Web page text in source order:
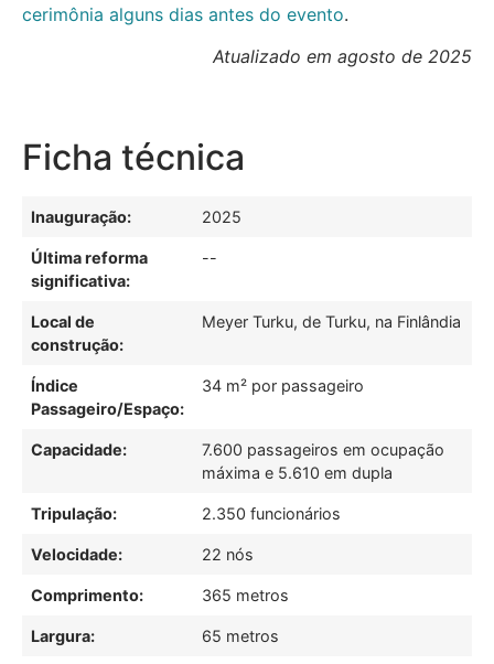
cerimônia alguns dias antes do evento.
Atualizado em agosto de 2025
Ficha técnica
Inauguração: 2025
Última reforma
significativa:
--
Local de
construção:
Meyer Turku, de Turku, na Finlândia
Índice
Passageiro/Espaço:
34 m² por passageiro
Capacidade:
7.600 passageiros em ocupação
máxima e 5.610 em dupla
Tripulação: 2.350 funcionários
Velocidade: 22 nós
Comprimento: 365 metros
Largura: 65 metros